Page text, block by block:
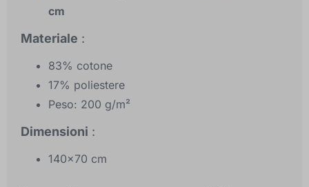
cm
Materiale :
83% cotone
17% poliestere
Peso: 200 g/m²
Dimensioni :
140x70 cm